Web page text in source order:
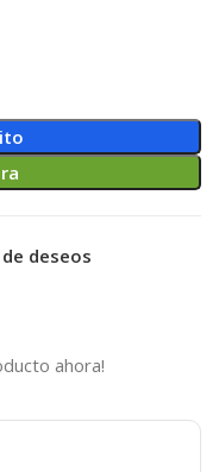
deseos
ahora!